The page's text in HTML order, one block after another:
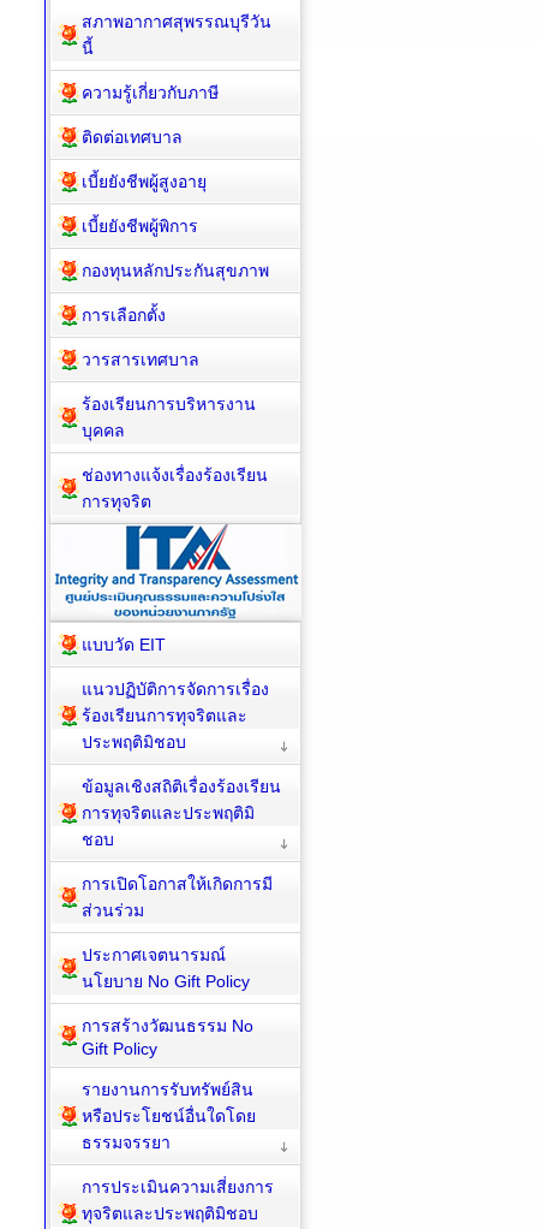
สภาพอากาศสุพรรณบุรีวัน
นี้
ความรู้เกี่ยวกับภาษี
ติดต่อเทศบาล
เบี้ยยังชีพผู้สูงอายุ
เบี้ยยังชีพผู้พิการ
กองทุนหลักประกันสุขภาพ
การเลือกตั้ง
วารสารเทศบาล
ร้องเรียนการบริหารงาน
บุคคล
ช่องทางแจ้งเรื่องร้องเรียน
การทุจริต
แบบวัด EIT
แนวปฏิบัติการจัดการเรื่อง
ร้องเรียนการทุจริตและ
ประพฤติมิชอบ
ข้อมูลเชิงสถิติเรื่องร้องเรียน
การทุจริตและประพฤติมิ
ชอบ
การเปิดโอกาสให้เกิดการมี
ส่วนร่วม
ประกาศเจตนารมณ์
นโยบาย No Gift Policy
การสร้างวัฒนธรรม No
Gift Policy
รายงานการรับทรัพย์สิน
หรือประโยชน์อื่นใดโดย
ธรรมจรรยา
การประเมินความเสี่ยงการ
ทุจริตและประพฤติมิชอบ